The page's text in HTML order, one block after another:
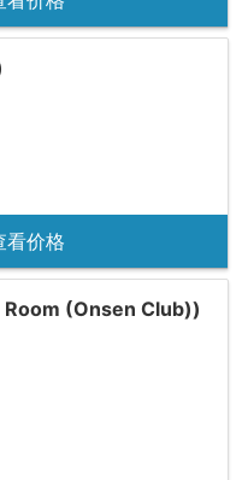
看价格
Room (Onsen Club))